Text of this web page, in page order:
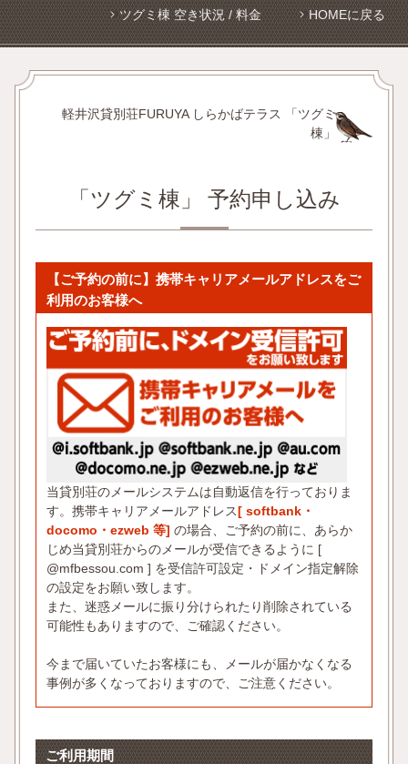
ツグミ棟 空き状況 / 料金 HOMEに戻る
軽井沢貸別荘FURUYA しらかばテラス 「ツグミ
棟」
「ツグミ棟」 予約申し込み
【ご予約の前に】携帯キャリアメールアドレスをご
利用のお客様へ
当貸別荘のメールシステムは自動返信を行っておりま
す。携帯キャリアメールアドレス[ softbank・
docomo・ezweb 等]の場合、ご予約の前に、あらか
じめ当貸別荘からのメールが受信できるように [
@mfbessou.com ] を受信許可設定・ドメイン指定解除
の設定をお願い致します。
また、迷惑メールに振り分けられたり削除されている
可能性もありますので、ご確認ください。
今まで届いていたお客様にも、メールが届かなくなる
事例が多くなっておりますので、ご注意ください。
ご利用期間